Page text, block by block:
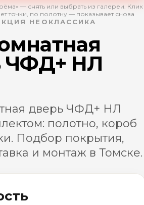
— снять или выбрать из галереи. Клик
точки, по полотну — показывает снова
НЕОКЛАССИКА
ЧФД+ НЛ
дверь ЧФД+ НЛ
полотно, короб
Подбор покрытия,
и монтаж в Томске.